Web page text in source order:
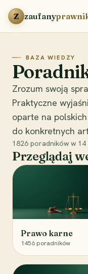
Przejdź do treści
Z zaufany
BAZA WIEDZY
Zrozum swoją
Praktyczne
oparte na
do konkretnych
1826 poradników w 14
Przeglądaj
Prawo karne
1456 poradników